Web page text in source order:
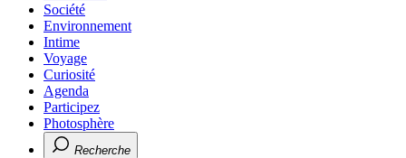
Société
Environnement
Intime
Voyage
Curiosité
Agenda
Participez
Photosphère
Recherche